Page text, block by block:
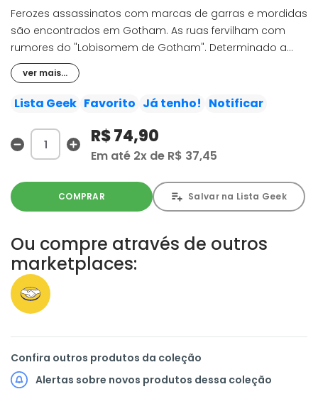
Ferozes assassinatos com marcas de garras e mordidas
são encontrados em Gotham. As ruas fervilham com
rumores do "Lobisomem de Gotham". Determinado a
desvendar este caso, Batman se depara com uma figura
misteriosa, peluda e fumante inveterada seguindo seus
passos. O Homem-Morcego descobre que um livro
violência, e o lobo faz parte do livro. Mas seria ele um
aliado ou um inimigo? Mundos colidem quando um
Fábulas!
ver mais...
Lista Geek Favorito Já tenho! Notificar
R$ 74,90
Em até 2x de R$ 37,45
COMPRAR Salvar na Lista Geek
Ou compre através de outros
marketplaces:
Confira outros produtos da coleção
Alertas sobre novos produtos dessa coleção